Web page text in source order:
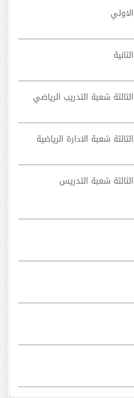
شعبة التدريب الرياضي
شعبة الادارة الرياضية
شعبة التدريس